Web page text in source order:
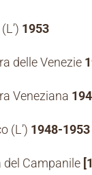
1953
delle Venezie
Veneziana
(L’) 1948-1953
del Campanile